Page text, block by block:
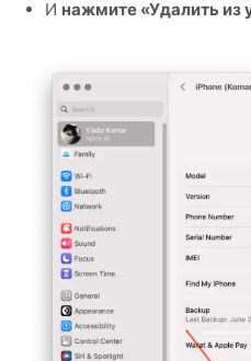
И нажмите «Удалить из